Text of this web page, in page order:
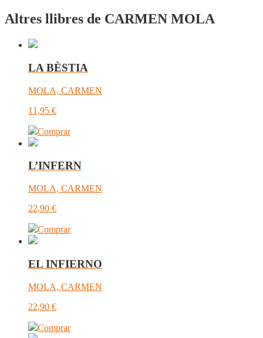
Altres llibres de CARMEN MOLA
LA BÈSTIA
MOLA, CARMEN
11,95 €
Comprar
L’INFERN
MOLA, CARMEN
22,90 €
Comprar
EL INFIERNO
MOLA, CARMEN
22,90 €
Comprar